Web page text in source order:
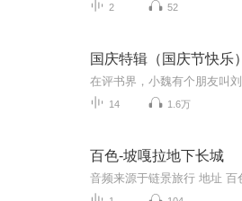
2 52
国庆特辑（国庆节快乐）
14 1.6万
百色-坡嘎拉地下长城